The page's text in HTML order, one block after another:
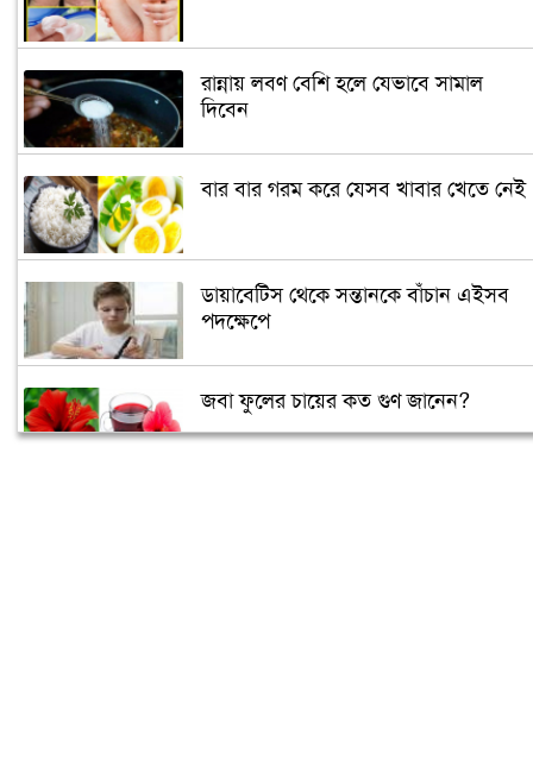
রান্নায় লবণ বেশি হলে যেভাবে সামাল
দিবেন
বার বার গরম করে যেসব খাবার খেতে নেই
ডায়াবেটিস থেকে সন্তানকে বাঁচান এইসব
পদক্ষেপে
জবা ফুলের চায়ের কত গুণ জানেন?